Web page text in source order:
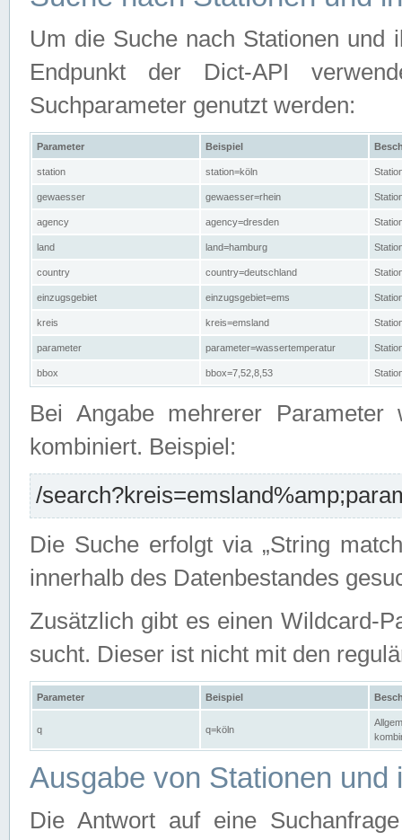
Um die Suche nach Stationen und
Endpunkt der Dict-API
Suchparameter genutzt werden:
Parameter Beispiel
station station=köln
gewaesser gewaesser=rhein
agency agency=dresden
land land=hamburg
country country=deutschland
einzugsgebiet einzugsgebiet=ems
kreis kreis=emsland
parameter parameter=wassertemperatur
bbox bbox=7,52,8,53
Bei Angabe mehrerer Parameter
kombiniert. Beispiel:
/
Die Suche erfolgt via „String
innerhalb des Datenbestandes
Zusätzlich gibt es einen Wildcard-
sucht. Dieser ist nicht mit den
Parameter Beispiel
q q=köln
Ausgabe von Stationen und
Die Antwort auf eine